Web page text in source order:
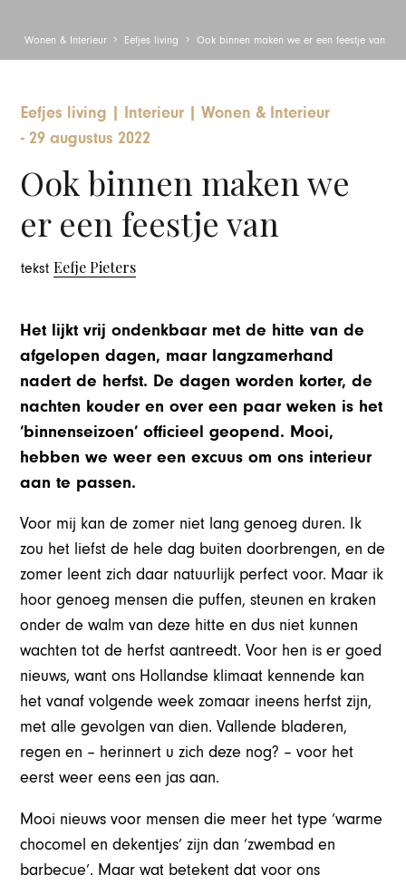
Wonen & Interieur Eefjes living Ook binnen maken we er een feestje van
Eefjes living | Interieur | Wonen & Interieur
-29 augustus 2022
Ook binnen maken we
er een feestje van
tekstEefje Pieters
Het lijkt vrij ondenkbaar met de hitte van de
afgelopen dagen, maar langzamerhand
nadert de herfst. De dagen worden korter, de
nachten kouder en over een paar weken is het
‘binnenseizoen’ officieel geopend. Mooi,
hebben we weer een excuus om ons interieur
aan te passen.
Voor mij kan de zomer niet lang genoeg duren. Ik
zou het liefst de hele dag buiten doorbrengen, en de
zomer leent zich daar natuurlijk perfect voor. Maar ik
hoor genoeg mensen die puffen, steunen en kraken
onder de walm van deze hitte en dus niet kunnen
wachten tot de herfst aantreedt. Voor hen is er goed
nieuws, want ons Hollandse klimaat kennende kan
het vanaf volgende week zomaar ineens herfst zijn,
met alle gevolgen van dien. Vallende bladeren,
regen en – herinnert u zich deze nog? – voor het
eerst weer eens een jas aan.
Mooi nieuws voor mensen die meer het type ‘warme
chocomel en dekentjes’ zijn dan ‘zwembad en
barbecue’. Maar wat betekent dat voor ons